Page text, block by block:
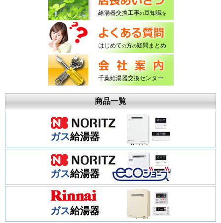
給湯器交換工事の豆知識を
はじめての方の疑問まとめ
千葉給湯器交換センター
商品一覧
ガス給湯器
ガス給湯器
ガス給湯器